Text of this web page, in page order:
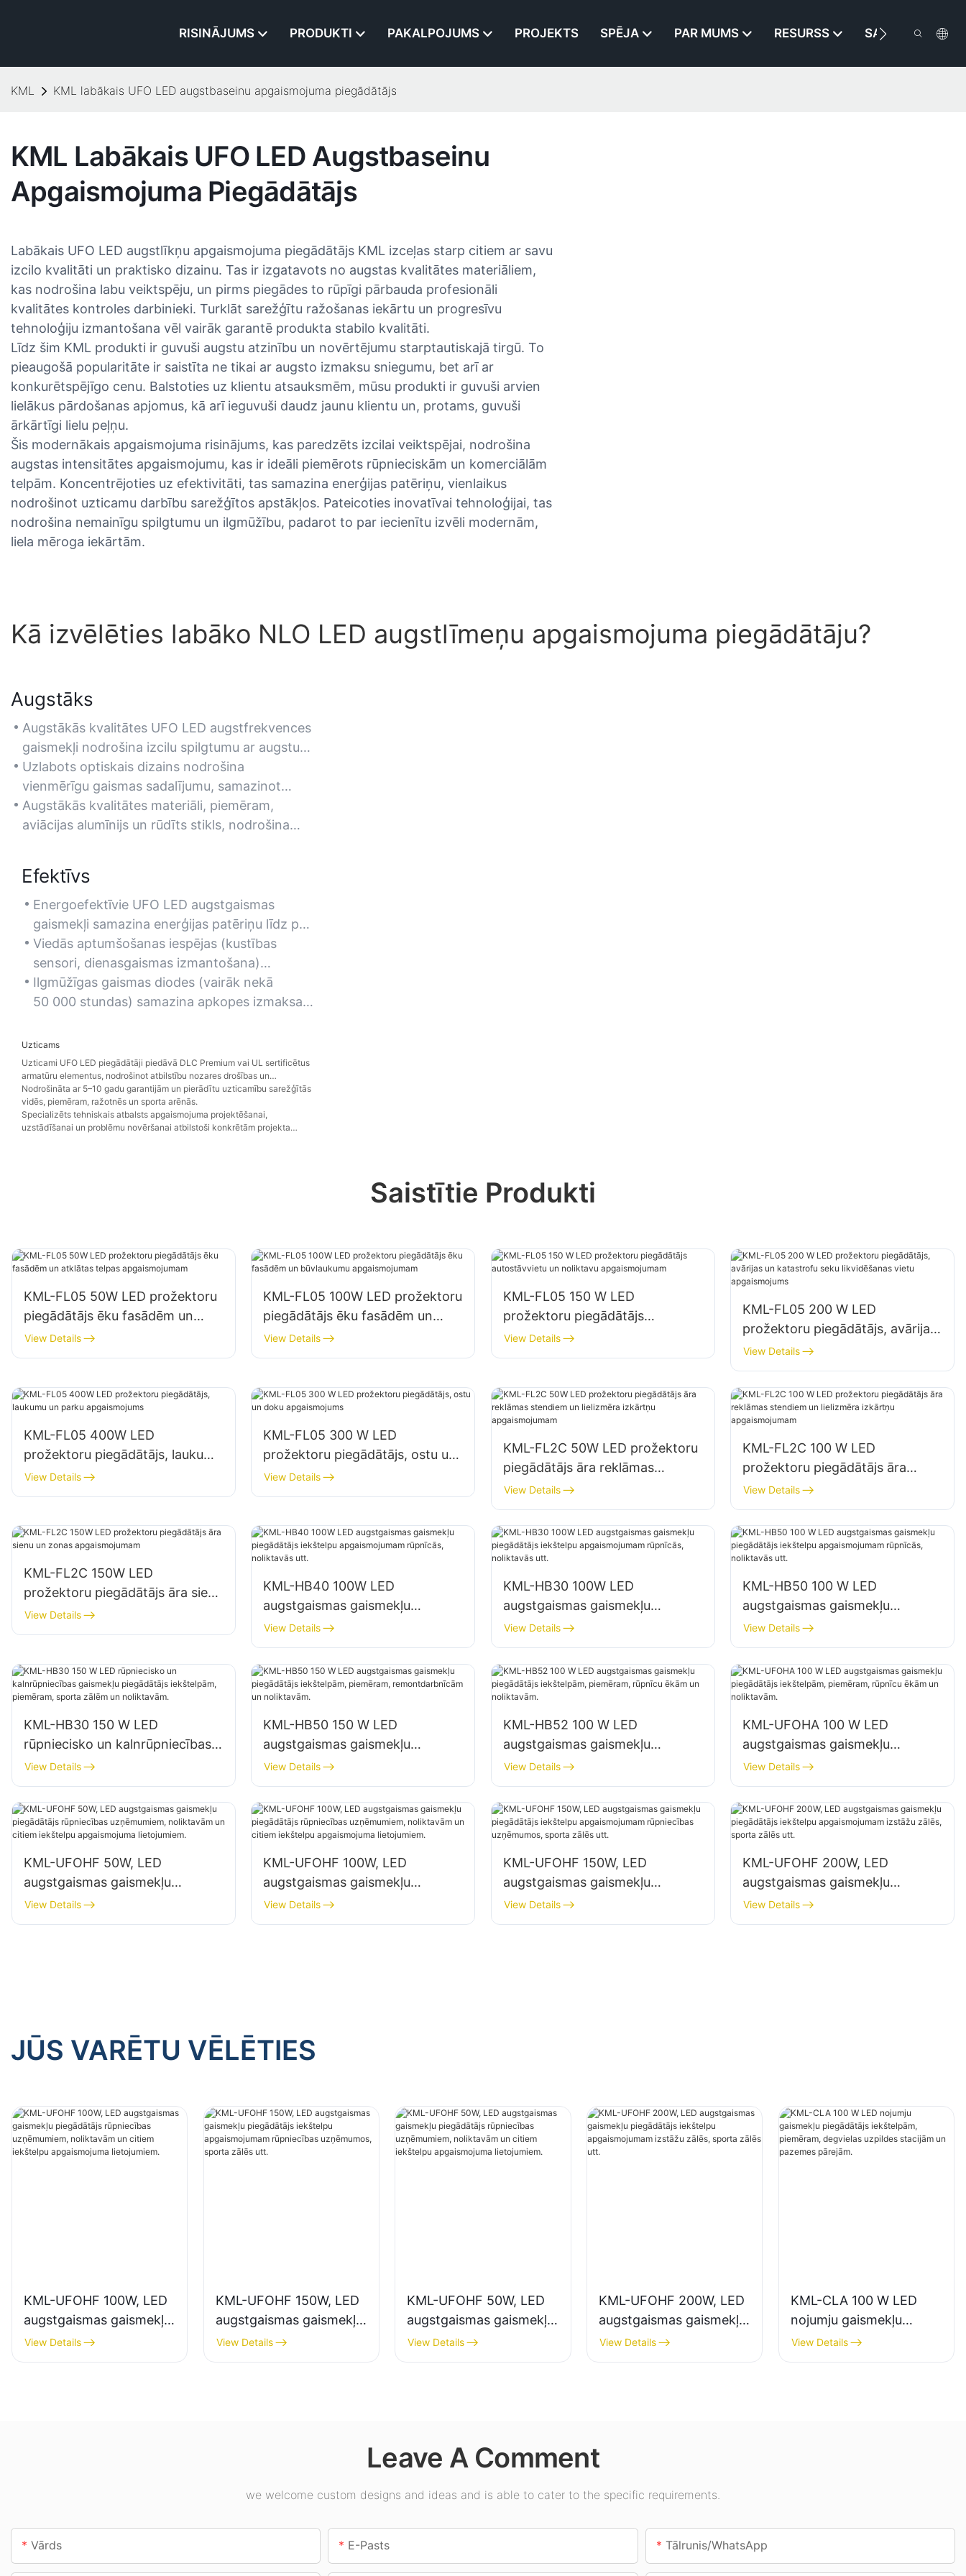
RISINĀJUMS PRODUKTI PAKALPOJUMS PROJEKTS SPĒJA PAR MUMS RESURSS SAZINIETIES AR
KML KML labākais UFO LED augstbaseinu apgaismojuma piegādātājs
KML Labākais UFO LED Augstbaseinu
Apgaismojuma Piegādātājs
Labākais UFO LED augstlīkņu apgaismojuma piegādātājs KML izceļas starp citiem ar savu
izcilo kvalitāti un praktisko dizainu. Tas ir izgatavots no augstas kvalitātes materiāliem,
kas nodrošina labu veiktspēju, un pirms piegādes to rūpīgi pārbauda profesionāli
kvalitātes kontroles darbinieki. Turklāt sarežģītu ražošanas iekārtu un progresīvu
tehnoloģiju izmantošana vēl vairāk garantē produkta stabilo kvalitāti.
Līdz šim KML produkti ir guvuši augstu atzinību un novērtējumu starptautiskajā tirgū. To
pieaugošā popularitāte ir saistīta ne tikai ar augsto izmaksu sniegumu, bet arī ar
konkurētspējīgo cenu. Balstoties uz klientu atsauksmēm, mūsu produkti ir guvuši arvien
lielākus pārdošanas apjomus, kā arī ieguvuši daudz jaunu klientu un, protams, guvuši
ārkārtīgi lielu peļņu.
Šis modernākais apgaismojuma risinājums, kas paredzēts izcilai veiktspējai, nodrošina
augstas intensitātes apgaismojumu, kas ir ideāli piemērots rūpnieciskām un komerciālām
telpām. Koncentrējoties uz efektivitāti, tas samazina enerģijas patēriņu, vienlaikus
nodrošinot uzticamu darbību sarežģītos apstākļos. Pateicoties inovatīvai tehnoloģijai, tas
nodrošina nemainīgu spilgtumu un ilgmūžību, padarot to par iecienītu izvēli modernām,
liela mēroga iekārtām.
Kā izvēlēties labāko NLO LED augstlīmeņu apgaismojuma piegādātāju?
Augstāks
Augstākās kvalitātes UFO LED augstfrekvences
gaismekļi nodrošina izcilu spilgtumu ar augstu
lūmenu atdevi (50 000–100 000 lūmenu), kas ir
ideāli piemēroti lielām rūpniecības telpām,
piemēram, noliktavām un rūpnīcām.
Uzlabots optiskais dizains nodrošina
vienmērīgu gaismas sadalījumu, samazinot
ēnas un atspīdumu drošākai un produktīvākai
videi.
Augstākās kvalitātes materiāli, piemēram,
aviācijas alumīnijs un rūdīts stikls, nodrošina
Efektīvs
Energoefektīvie UFO LED augstgaismas
gaismekļi samazina enerģijas patēriņu līdz pat
60% salīdzinājumā ar tradicionālajām
metālhalogenīdu vai dienasgaismas gaismām.
Viedās aptumšošanas iespējas (kustības
sensori, dienasgaismas izmantošana)
optimizē enerģijas patēriņu zonās ar mainīgu
aktivitāti vai dabisko apgaismojumu.
Ilgmūžīgas gaismas diodes (vairāk nekā
50 000 stundas) samazina apkopes izmaksas
darbību kritiski svarīgās telpās.
Uzticams
Uzticami UFO LED piegādātāji piedāvā DLC Premium vai UL sertificētus
armatūru elementus, nodrošinot atbilstību nozares drošības un
veiktspējas standartiem.
Nodrošināta ar 5–10 gadu garantijām un pierādītu uzticamību sarežģītās
vidēs, piemēram, ražotnēs un sporta arēnās.
Specializēts tehniskais atbalsts apgaismojuma projektēšanai,
uzstādīšanai un problēmu novēršanai atbilstoši konkrētām projekta
Saistītie Produkti
KML-FL05 50W LED prožektoru
piegādātājs ēku fasādēm un
atklātas telpas apgaismojumam
View Details
KML-FL05 100W LED prožektoru
piegādātājs ēku fasādēm un
būvlaukumu apgaismojumam
View Details
KML-FL05 150 W LED
prožektoru piegādātājs
autostāvvietu un noliktavu
apgaismojumam
View Details
KML-FL05 200 W LED
prožektoru piegādātājs, avārijas
un katastrofu seku likvidēšanas
vietu apgaismojums
View Details
KML-FL05 400W LED
prožektoru piegādātājs, laukumu
un parku apgaismojums
View Details
KML-FL05 300 W LED
prožektoru piegādātājs, ostu un
doku apgaismojums
View Details
KML-FL2C 50W LED prožektoru
piegādātājs āra reklāmas
stendiem un lielizmēra izkārtņu
apgaismojumam
View Details
KML-FL2C 100 W LED
prožektoru piegādātājs āra
reklāmas stendiem un lielizmēra
izkārtņu apgaismojumam
View Details
KML-FL2C 150W LED
prožektoru piegādātājs āra sienu
un zonas apgaismojumam
View Details
KML-HB40 100W LED
augstgaismas gaismekļu
piegādātājs iekštelpu
apgaismojumam rūpnīcās,
noliktavās utt.
View Details
KML-HB30 100W LED
augstgaismas gaismekļu
piegādātājs iekštelpu
apgaismojumam rūpnīcās,
noliktavās utt.
View Details
KML-HB50 100 W LED
augstgaismas gaismekļu
piegādātājs iekštelpu
apgaismojumam rūpnīcās,
noliktavās utt.
View Details
KML-HB30 150 W LED
rūpniecisko un kalnrūpniecības
gaismekļu piegādātājs
iekštelpām, piemēram, sporta
zālēm un noliktavām.
View Details
KML-HB50 150 W LED
augstgaismas gaismekļu
piegādātājs iekštelpām,
piemēram, remontdarbnīcām un
noliktavām.
View Details
KML-HB52 100 W LED
augstgaismas gaismekļu
piegādātājs iekštelpām,
piemēram, rūpnīcu ēkām un
noliktavām.
View Details
KML-UFOHA 100 W LED
augstgaismas gaismekļu
piegādātājs iekštelpām,
piemēram, rūpnīcu ēkām un
noliktavām.
View Details
KML-UFOHF 50W, LED
augstgaismas gaismekļu
piegādātājs rūpniecības
uzņēmumiem, noliktavām un
View Details
KML-UFOHF 100W, LED
augstgaismas gaismekļu
piegādātājs rūpniecības
uzņēmumiem, noliktavām un
View Details
KML-UFOHF 150W, LED
augstgaismas gaismekļu
piegādātājs iekštelpu
apgaismojumam rūpniecības
View Details
KML-UFOHF 200W, LED
augstgaismas gaismekļu
piegādātājs iekštelpu
apgaismojumam izstāžu zālēs,
View Details
JŪS VARĒTU VĒLĒTIES
KML-UFOHF 100W, LED
augstgaismas gaismekļu
piegādātājs rūpniecības
uzņēmumiem,
View Details
KML-UFOHF 150W, LED
augstgaismas gaismekļu
piegādātājs iekštelpu
apgaismojumam
View Details
KML-UFOHF 50W, LED
augstgaismas gaismekļu
piegādātājs rūpniecības
uzņēmumiem,
View Details
KML-UFOHF 200W, LED
augstgaismas gaismekļu
piegādātājs iekštelpu
apgaismojumam izstāžu
View Details
KML-CLA 100 W LED
nojumju gaismekļu
piegādātājs iekštelpām,
piemēram, degvielas
View Details
Leave A Comment
we welcome custom designs and ideas and is able to cater to the specific requirements.
Vārds E-Pasts Tālrunis/WhatsApp